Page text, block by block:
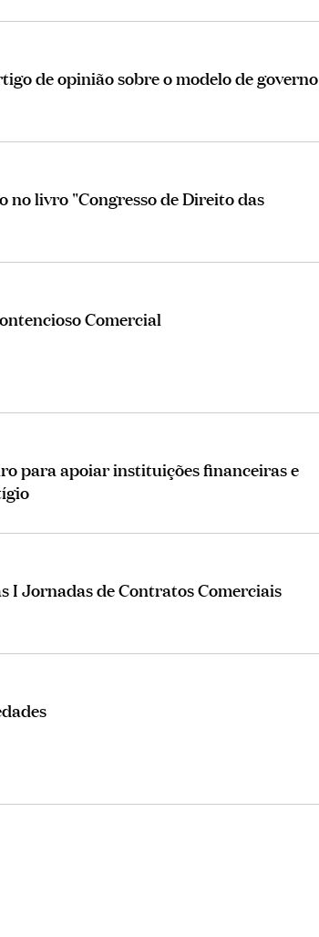
de opinião sobre o modelo de governo
no livro "Congresso de Direito das
Comercial
para apoiar instituições financeiras e
I Jornadas de Contratos Comerciais